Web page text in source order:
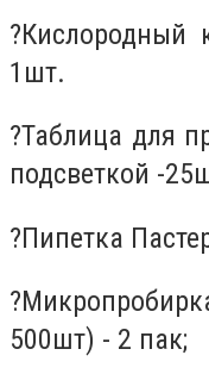
?Кислородный
1шт.
?Таблица для
подсветкой -
?Пипетка
500шт) - 2 пак;